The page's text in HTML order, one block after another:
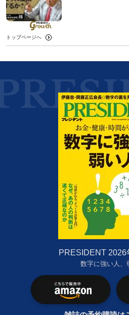
トップページへ
PRESIDENT 2026
数字に強い人、